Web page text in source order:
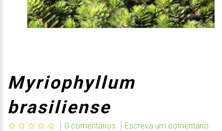
Myriophyllum
brasiliense
0 comentários Escreva um comentário